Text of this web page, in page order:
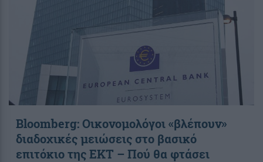
Bloomberg: Οικονομολόγοι «βλέπουν»
διαδοχικές μειώσεις στο βασικό
επιτόκιο της ΕΚΤ – Πού θα φτάσει